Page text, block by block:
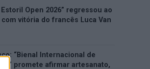
Open 2026” regressou ao
vitória do francês Luca Van
“Bienal Internacional de
promete afirmar artesanato,